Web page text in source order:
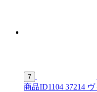
7
商品ID1104 37214